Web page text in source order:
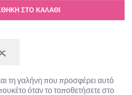
ΣΤΟ ΚΑΛΆΘΙ
τη γαλήνη που προσφέρει αυτό
όταν το τοποθετήσετε στο